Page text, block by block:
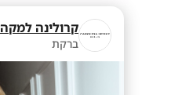
קרולינה למקה
ברקת